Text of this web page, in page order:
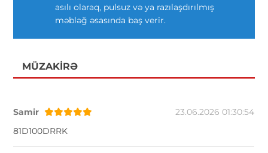
asılı olaraq, pulsuz və ya razılaşdırılmış
məbləğ əsasında baş verir.
MÜZAKIRƏ
Samir
23.06.2026 01:30:54
81D100DRRK